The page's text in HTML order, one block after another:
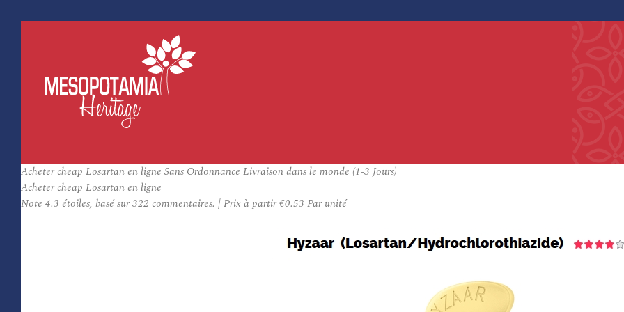
Acheter cheap Losartan en ligne Sans Ordonnance Livraison dans le monde (1-3 Jours)
Acheter cheap Losartan en ligne
Note 4.3 étoiles, basé sur322 commentaires. |Prix à partir€0.53 Par unité